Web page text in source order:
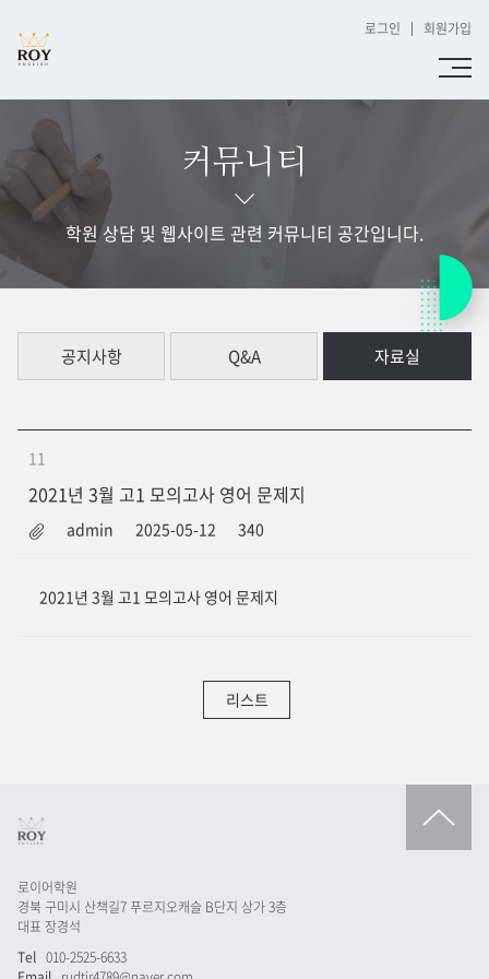
로그인 회원가입
커뮤니티
학원 상담 및 웹사이트 관련 커뮤니티 공간입니다.
공지사항 Q&A 자료실
11
2021년 3월 고1 모의고사 영어 문제지
admin 2025-05-12 340
2021년 3월 고1 모의고사 영어 문제지
리스트
로이어학원
경북 구미시 산책길7 푸르지오캐슬 B단지 상가 3층
대표 장경석
Tel 010-2525-6633